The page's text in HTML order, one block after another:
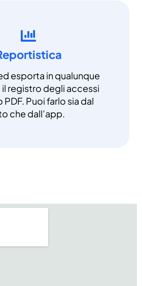
esporta in qualunque
registro degli accessi
PDF. Puoi farlo sia dal
che dall’app.